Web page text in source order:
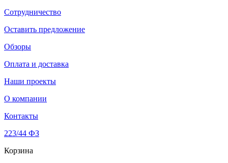
Сотрудничество
Оставить предложение
Обзоры
Оплата и доставка
Наши проекты
О компании
Контакты
223/44 ФЗ
Корзина